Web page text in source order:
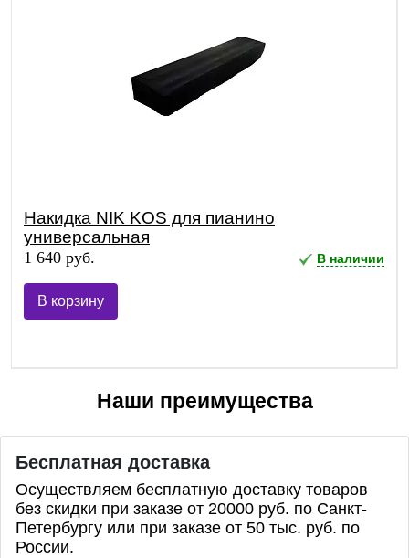
Накидка NIK KOS для пианино
универсальная
1 640 руб. В наличии
В корзину
Наши преимущества
Бесплатная доставка
Осуществляем бесплатную доставку товаров
без скидки при заказе от 20000 руб. по Санкт-
Петербургу или при заказе от 50 тыс. руб. по
России.